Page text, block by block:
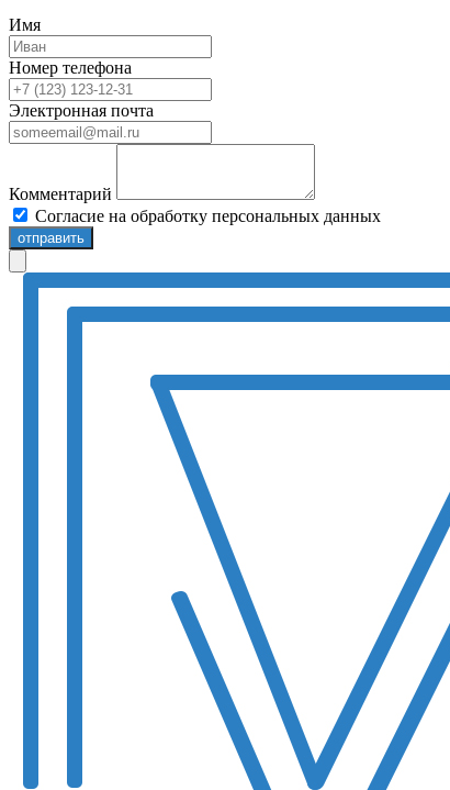
Имя
Номер телефона
Электронная почта
Комментарий
Согласие на обработку персональных данных
отправить